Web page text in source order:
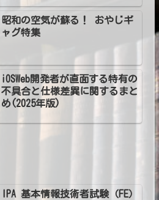
昭和の空気が蘇る！ おやじギ
ャグ特集
iOSWeb開発者が直面する特有の
不具合と仕様差異に関するまと
め(2025年版)
IPA 基本情報技術者試験（FE）